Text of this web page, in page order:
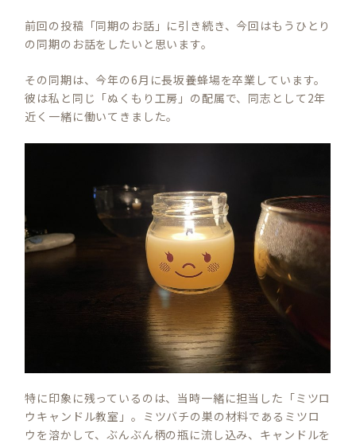
前回の投稿「同期のお話」に引き続き、今回はもうひとり
の同期のお話をしたいと思います。
その同期は、今年の6月に長坂養蜂場を卒業しています。
彼は私と同じ「ぬくもり工房」の配属で、同志として2年
近く一緒に働いてきました。
特に印象に残っているのは、当時一緒に担当した「ミツロ
ウキャンドル教室」。ミツバチの巣の材料であるミツロ
ウを溶かして、ぶんぶん柄の瓶に流し込み、キャンドルを